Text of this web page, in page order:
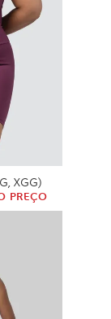
XGG)
PREÇO